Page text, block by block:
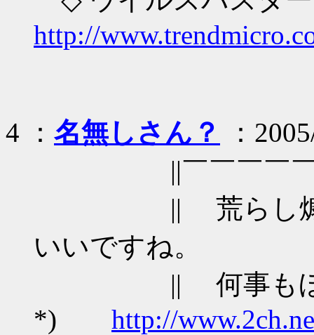
http://
4 ： 名無しさん？
：
||￣￣￣￣￣￣
|| 荒らし煽
いいですね。
|| 何事もほ
*) http://